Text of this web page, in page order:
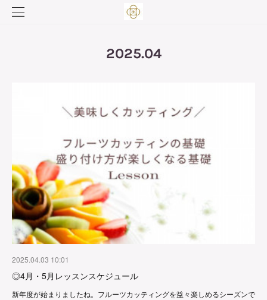
2025.04
2025.04.03 10:01
◎4月・5月レッスンスケジュール
新年度が始まりましたね。フルーツカッティングを益々楽しめるシーズンで